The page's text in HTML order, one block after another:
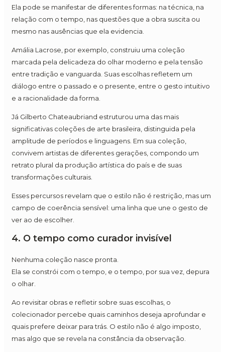
Ela pode se manifestar de diferentes formas: na técnica, na
relação com o tempo, nas questões que a obra suscita ou
mesmo nas ausências que ela evidencia.
Amália Lacrose, por exemplo, construiu uma coleção
marcada pela delicadeza do olhar moderno e pela tensão
entre tradição e vanguarda. Suas escolhas refletem um
diálogo entre o passado e o presente, entre o gesto intuitivo
e a racionalidade da forma.
Já Gilberto Chateaubriand estruturou uma das mais
significativas coleções de arte brasileira, distinguida pela
amplitude de períodos e linguagens. Em sua coleção,
convivem artistas de diferentes gerações, compondo um
retrato plural da produção artística do país e de suas
transformações culturais.
Esses percursos revelam que o estilo não é restrição, mas um
campo de coerência sensível: uma linha que une o gesto de
ver ao de escolher.
4. O tempo como curador invisível
Nenhuma coleção nasce pronta.
Ela se constrói com o tempo, e o tempo, por sua vez, depura
o olhar.
Ao revisitar obras e refletir sobre suas escolhas, o
colecionador percebe quais caminhos deseja aprofundar e
quais prefere deixar para trás. O estilo não é algo imposto,
mas algo que se revela na constância da observação.